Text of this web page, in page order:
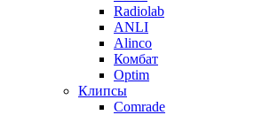
Radiolab
ANLI
Alinco
Комбат
Optim
Клипсы
Comrade